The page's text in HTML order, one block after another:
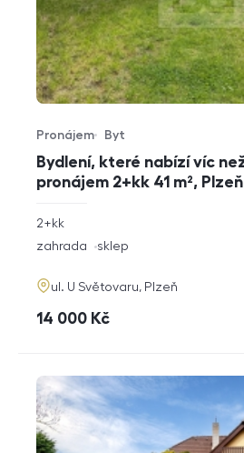
Bydlení, které nabízí víc
pronájem 2+kk 41 m²,
Typ nabídky
Pronájem
Typ nemovitosti
Byt
rozměry
2+kk
funkce
zahrada sklep
adresa
ul. U Světovaru, Plzeň
cena
14 000 Kč